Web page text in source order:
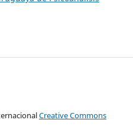
Creative Commons